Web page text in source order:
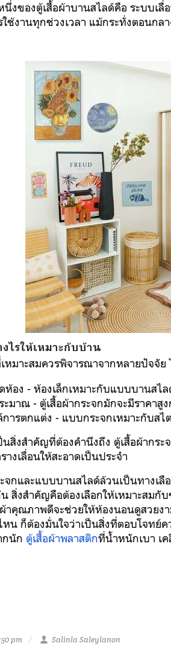
นึ่งของตู้เสื้อผ้าบานสไลด์คือ ระบบเ
ใช้งานทุกช่วงเวลา แม้กระทั่งตอนก
งไรให้เหมาะกับบ้าน
เหมาะสมควรพิจารณาจากหลายปัจจัย
ห้อง - ห้องเล็กเหมาะกับแบบบานสไ
ะมาณ - ตู้เสื้อผ้ากระจกมักจะมีราคาสู
การตกแต่ง - แบบกระจกเหมาะกับสไ
นสิ่งสำคัญที่ต้องคำนึงถึง ตู้เสื้อผ้ากร
งเลื่อนให้สะอาดเป็นประจำ
จกและแบบบานสไลด์ล้วนเป็นทางเ
สิ่งสำคัญคือต้องเลือกให้เหมาะสมกั
าคุณภาพดีจะช่วยให้ห้องนอนดูสวยงา
น ก็ต้องมั่นใจว่าเป็นสิ่งที่ตอบโจทย์ค
กนัก ตู้เสื้อผ้าพลาสติกที่น้ำหนักเบา เ
pm Salinla Saleylanon